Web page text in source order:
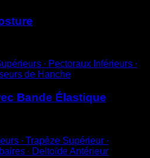
∙ Pectoraux Inférieurs ∙
de Hanche
Bande Élastique
∙ Trapèze Supérieur ∙
∙ Deltoïde Antérieur